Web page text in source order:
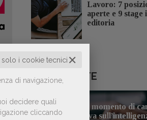
✕
i cookie tecnici
di navigazione,
decidere quali
cliccando
Lavoro: 7
aperte e 9 stage
editoria
LE PIÙ LETTE
1
Forse è il momento di
prospettiva